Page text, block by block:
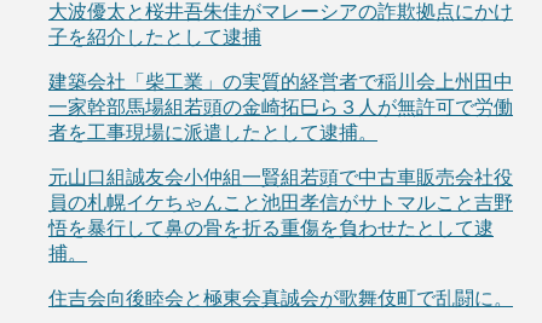
大波優太と桜井吾朱佳がマレーシアの詐欺拠点にかけ
子を紹介したとして逮捕
建築会社「柴工業」の実質的経営者で稲川会上州田中
一家幹部馬場組若頭の金崎拓巳ら３人が無許可で労働
者を工事現場に派遣したとして逮捕。
元山口組誠友会小仲組一賢組若頭で中古車販売会社役
員の札幌イケちゃんこと池田孝信がサトマルこと吉野
悟を暴行して鼻の骨を折る重傷を負わせたとして逮
捕。
住吉会向後睦会と極東会真誠会が歌舞伎町で乱闘に。